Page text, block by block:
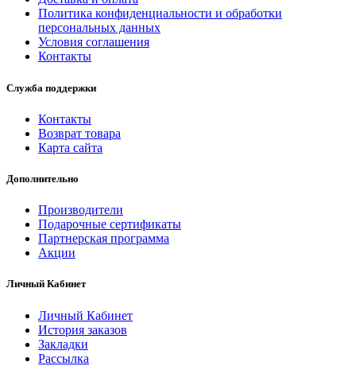
Политика конфиденциальности и обработки
персональных данных
Условия соглашения
Контакты
Служба поддержки
Контакты
Возврат товара
Карта сайта
Дополнительно
Производители
Подарочные сертификаты
Партнерская программа
Акции
Личный Кабинет
Личный Кабинет
История заказов
Закладки
Рассылка